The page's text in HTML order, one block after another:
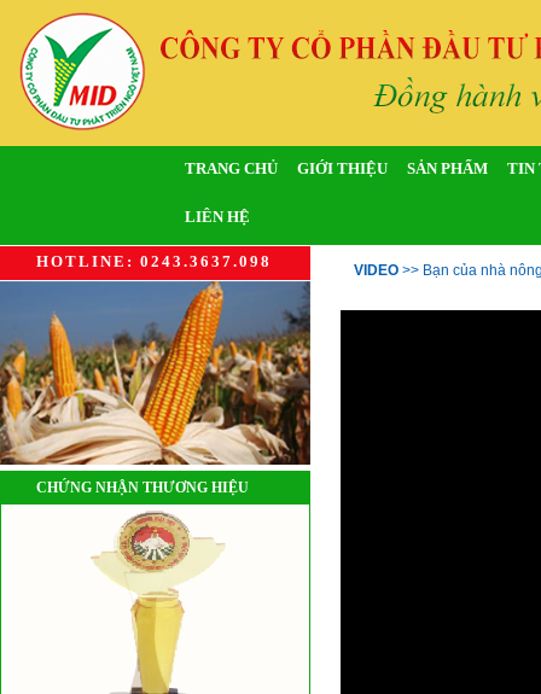
TRANG CHỦ GIỚI THIỆU SẢN PHẨM TIN
LIÊN HỆ
HOTLINE: 0243.3637.098
CHỨNG NHẬN THƯƠNG HIỆU
VIDEO >> Bạn của nhà